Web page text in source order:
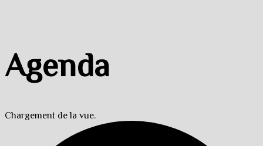
Agenda
Chargement de la vue.